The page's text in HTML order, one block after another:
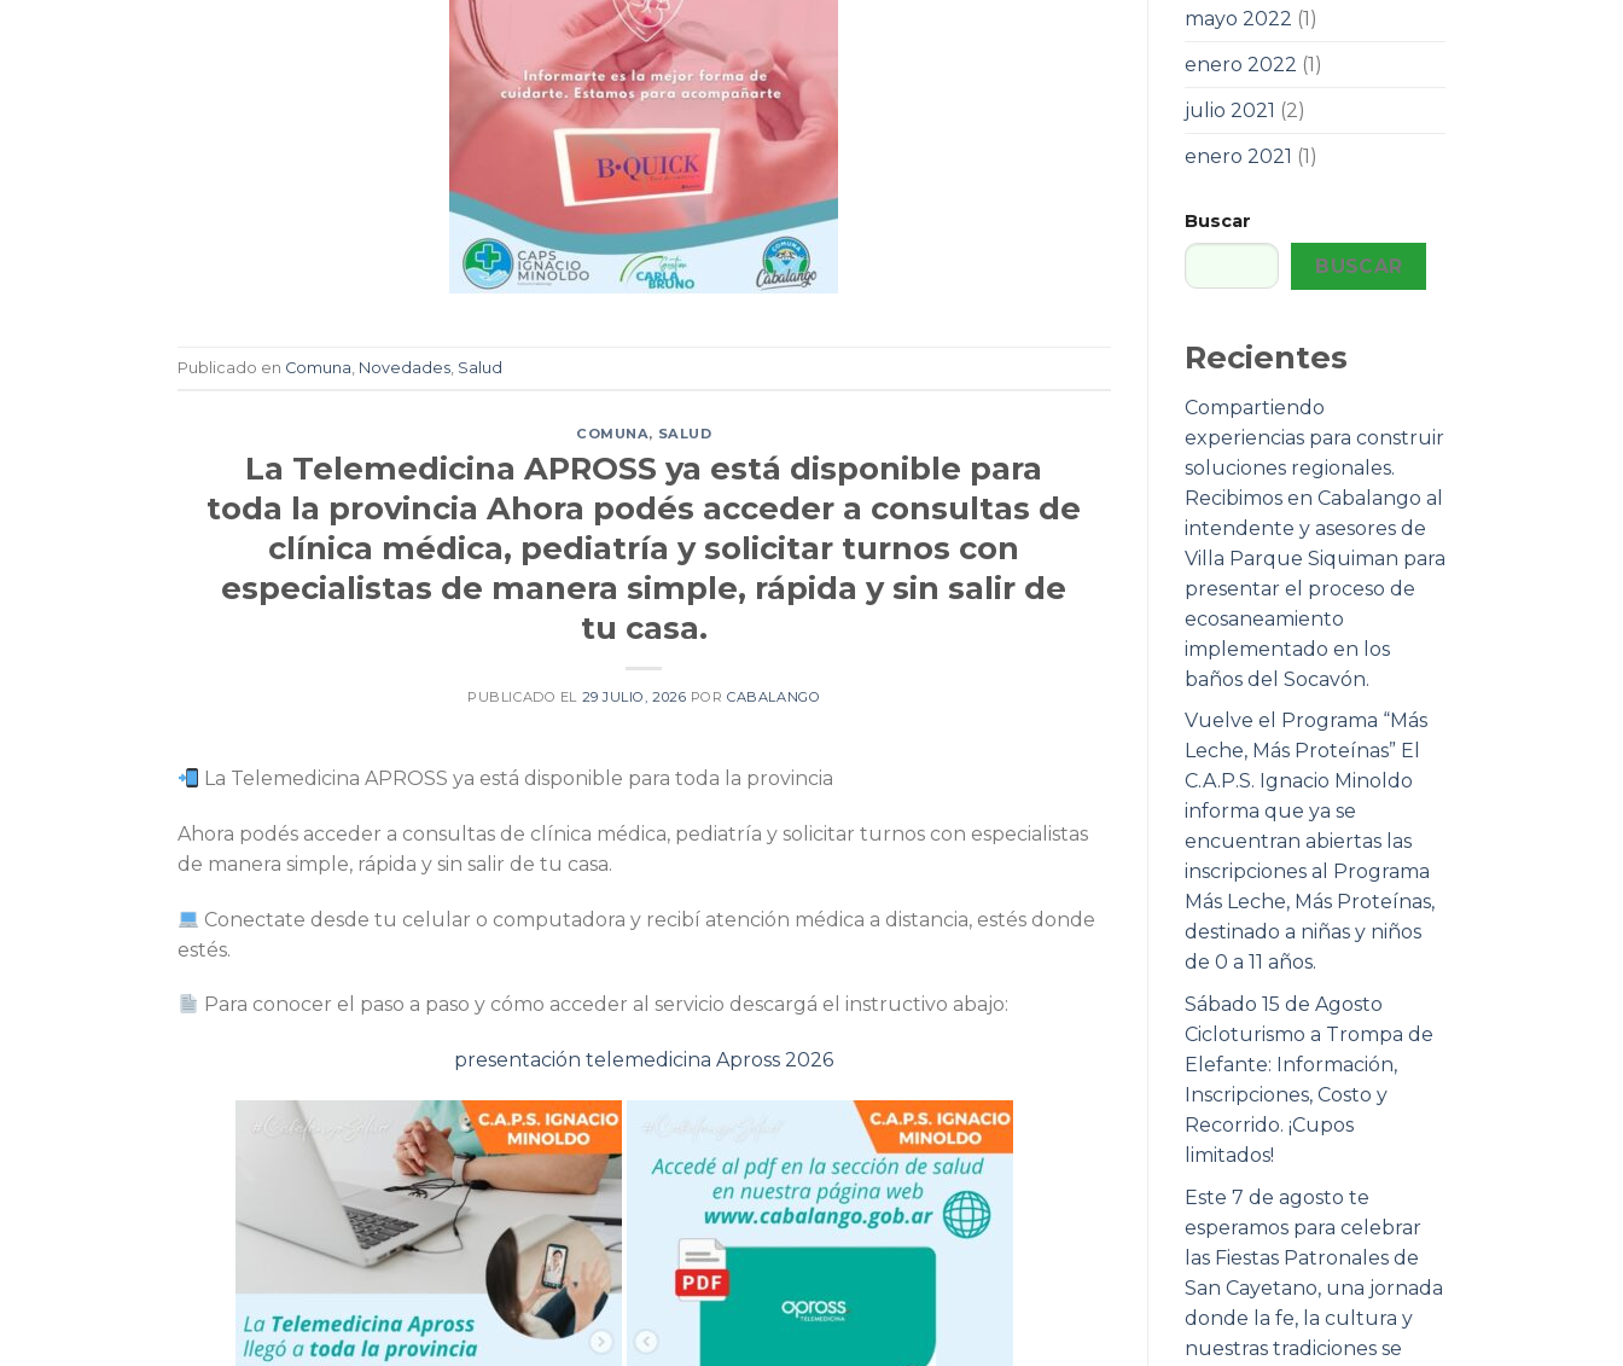
Publicado en Comuna Novedades Salud
COMUNA, SALUD
La Telemedicina APROSS ya está disponible para
toda la provincia Ahora podés acceder a consultas de
clínica médica, pediatría y solicitar turnos con
especialistas de manera simple, rápida y sin salir de
tu casa.
PUBLICADO EL 29 JULIO, 2026 PORCABALANGO
La Telemedicina APROSS ya está disponible para toda la provincia
Ahora podés acceder a consultas de clínica médica, pediatría y solicitar turnos con especialistas
de manera simple, rápida y sin salir de tu casa.
Conectate desde tu celular o computadora y recibí atención médica a distancia, estés donde
estés.
Para conocer el paso a paso y cómo acceder al servicio descargá el instructivo abajo:
presentación telemedicina Apross 2026
mayo 2022 (1)
enero 2022 (1)
julio 2021 (2)
enero 2021 (1)
Buscar
BUSCAR
Recientes
Compartiendo
experiencias para construir
soluciones regionales.
Recibimos en Cabalango al
intendente y asesores de
Villa Parque Siquiman para
presentar el proceso de
ecosaneamiento
implementado en los
baños del Socavón.
Vuelve el Programa “Más
Leche, Más Proteínas” El
C.A.P.S. Ignacio Minoldo
informa que ya se
encuentran abiertas las
inscripciones al Programa
Más Leche, Más Proteínas,
destinado a niñas y niños
de 0 a 11 años.
Sábado 15 de Agosto
Cicloturismo a Trompa de
Elefante: Información,
Inscripciones, Costo y
Recorrido. ¡Cupos
limitados!
Este 7 de agosto te
esperamos para celebrar
las Fiestas Patronales de
San Cayetano, una jornada
donde la fe, la cultura y
nuestras tradiciones se